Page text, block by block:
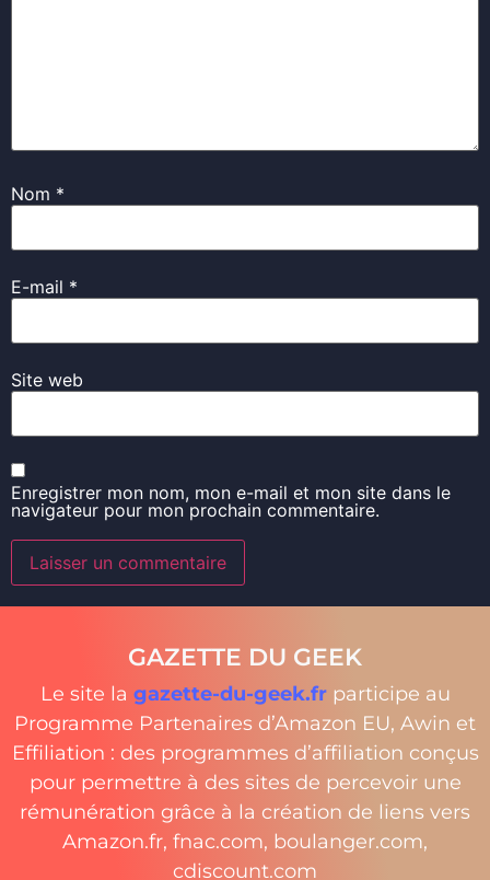
Nom *
E-mail *
Site web
Enregistrer mon nom, mon e-mail et mon site dans le
navigateur pour mon prochain commentaire.
GAZETTE DU GEEK
Le site la gazette-du-geek.frparticipe au
Programme Partenaires d’Amazon EU, Awin et
Effiliation : des programmes d’affiliation conçus
pour permettre à des sites de percevoir une
rémunération grâce à la création de liens vers
Amazon.fr, fnac.com, boulanger.com,
cdiscount.com